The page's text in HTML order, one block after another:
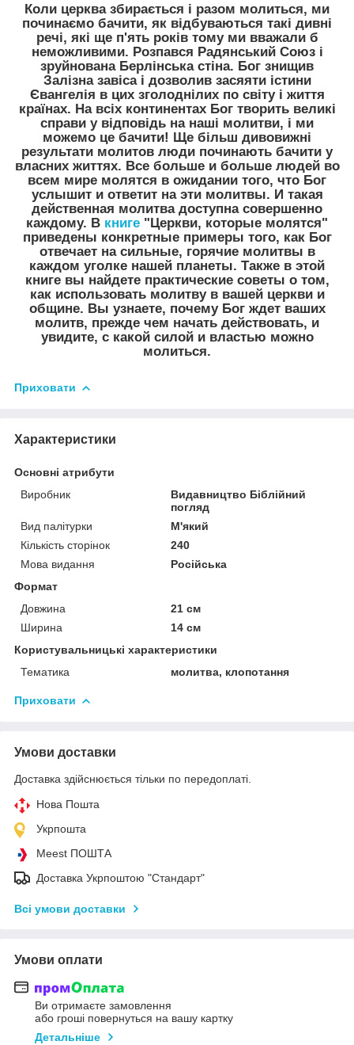
Коли церква збирається і разом молиться, ми
починаємо бачити, як відбуваються такі дивні
речі, які ще п'ять років тому ми вважали б
неможливими. Розпався Радянський Союз і
зруйнована Берлінська стіна. Бог знищив
Залізна завіса і дозволив засяяти істини
Євангелія в цих зголоднілих по світу і життя
країнах. На всіх континентах Бог творить великі
справи у відповідь на наші молитви, і ми
можемо це бачити! Ще більш дивовижні
результати молитов люди починають бачити у
власних життях. Все больше и больше людей во
всем мире молятся в ожидании того, что Бог
услышит и ответит на эти молитвы. И такая
действенная молитва доступна совершенно
каждому. В книге "Церкви, которые молятся"
приведены конкретные примеры того, как Бог
отвечает на сильные, горячие молитвы в
каждом уголке нашей планеты. Также в этой
книге вы найдете практические советы о том,
как использовать молитву в вашей церкви и
общине. Вы узнаете, почему Бог ждет ваших
молитв, прежде чем начать действовать, и
увидите, с какой силой и властью можно
молиться.
Приховати
Характеристики
Основні атрибути
Виробник
Видавництво Біблійний
погляд
Вид палітурки
М'який
Кількість сторінок
240
Мова видання
Російська
Формат
Довжина
21 см
Ширина
14 см
Користувальницькі характеристики
Тематика
молитва, клопотання
Приховати
Умови доставки
Доставка здійснюється тільки по передоплаті.
Нова Пошта
Укрпошта
Meest ПОШТА
Доставка Укрпоштою "Стандарт"
Всі умови доставки
Умови оплати
Ви отримаєте замовлення
або гроші повернуться на вашу картку
Детальніше